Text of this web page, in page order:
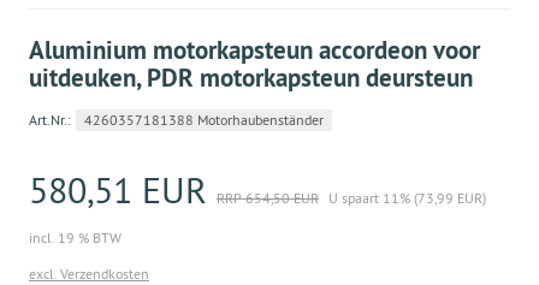
Aluminium motorkapsteun accordeon voor
uitdeuken, PDR motorkapsteun deursteun
Art.Nr.: 4260357181388 Motorhaubenständer
580,51 EUR RRP 654,50 EUR U spaart 11% (73,99 EUR)
incl. 19 % BTW
excl. Verzendkosten